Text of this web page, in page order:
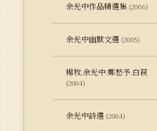
余光中作品精選集 (2006)
余光中幽默文選 (2005)
楊牧.余光中.鄭愁予.白萩
(2004)
余光中詩選 (2004)